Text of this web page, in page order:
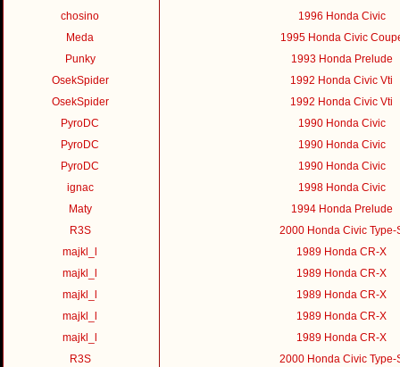
chosino
1996 Honda Civic
Meda
1995 Honda Civic
Punky
1993 Honda Prelude
OsekSpider
1992 Honda Civic Vti
OsekSpider
1992 Honda Civic Vti
PyroDC
1990 Honda Civic
PyroDC
1990 Honda Civic
PyroDC
1990 Honda Civic
ignac
1998 Honda Civic
Maty
1994 Honda Prelude
R3S
2000 Honda Civic Type-
majkl_l
1989 Honda CR-X
majkl_l
1989 Honda CR-X
majkl_l
1989 Honda CR-X
majkl_l
1989 Honda CR-X
majkl_l
1989 Honda CR-X
R3S
2000 Honda Civic Type-